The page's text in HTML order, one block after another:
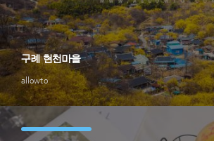
allowto
구례 현천마을